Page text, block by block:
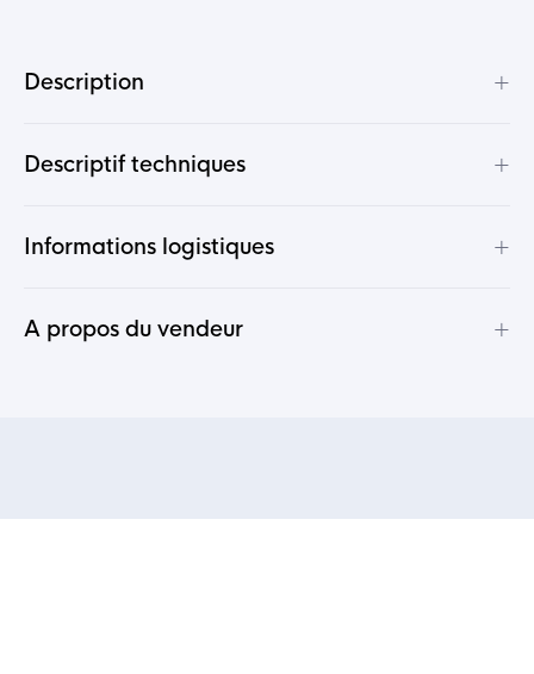
Description +
Descriptif techniques +
Informations logistiques +
A propos du vendeur +